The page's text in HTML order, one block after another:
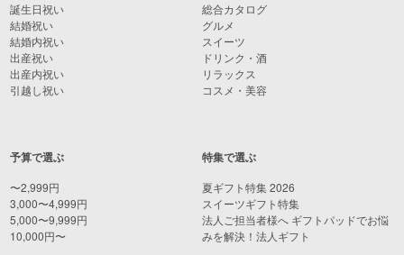
誕生日祝い
結婚祝い
結婚内祝い
出産祝い
出産内祝い
引越し祝い
予算で選ぶ
〜2,999円
3,000〜4,999円
5,000〜9,999円
10,000円〜
総合カタログ
グルメ
スイーツ
ドリンク・酒
リラックス
コスメ・美容
特集で選ぶ
夏ギフト特集 2026
スイーツギフト特集
法人ご担当者様へ ギフトパッドでお悩
みを解決！法人ギフト